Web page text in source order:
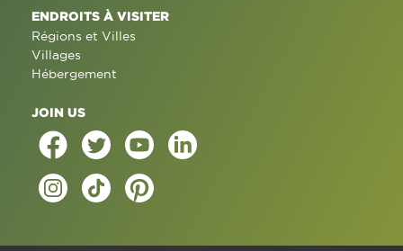
ENDROITS À VISITER
Régions et Villes
Villages
Hébergement
JOIN US